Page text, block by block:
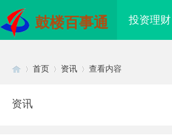
鼓楼百事通 投资理财
首页 资讯 查看内容
资讯